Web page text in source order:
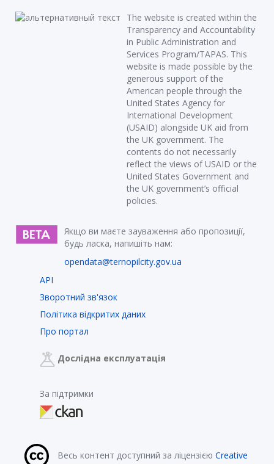
The website is created within the
Transparency and Accountability
in Public Administration and
Services Program/TAPAS. This
website is made possible by the
generous support of the
American people through the
United States Agency for
International Development
(USAID) alongside UK aid from
the UK government. The
contents do not necessarily
reflect the views of USAID or the
United States Government and
the UK government’s official
policies.
Якщо ви маєте зауваження або пропозиції,
будь ласка, напишіть нам:
opendata@ternopilcity.gov.ua
API
Зворотний зв'язок
Політика відкритих даних
Про портал
Дослідна експлуатація
За підтримки
Весь контент доступний за ліцензією Creative